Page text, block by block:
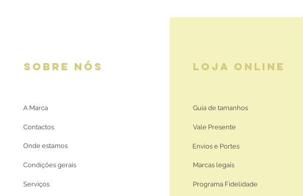
SOBRE NÓS
A Marca
Contactos
Onde estamos
Condições gerais
Serviços
LOJA ONLINE
Guia de tamanhos
Vale Presente
Envios e Portes
Marcas legais
Programa Fidelidade